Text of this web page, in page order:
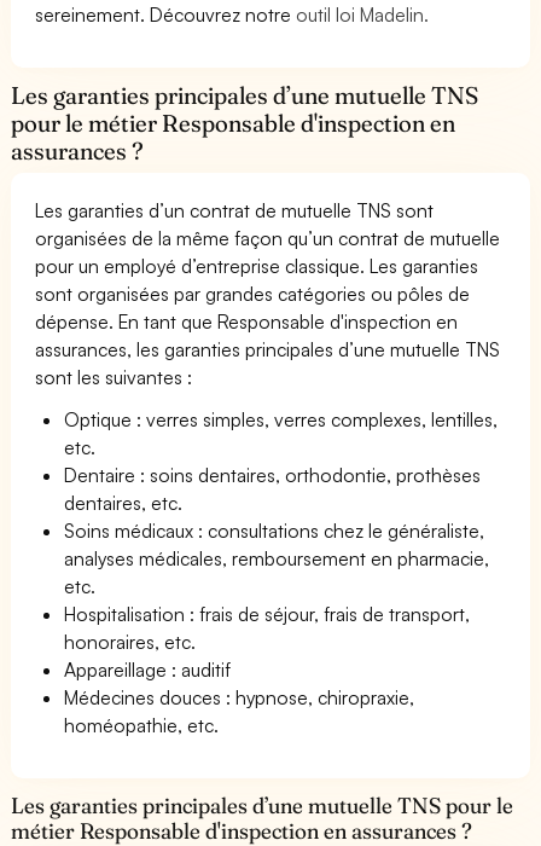
sereinement. Découvrez notre outil loi Madelin.
Les garanties principales d’une mutuelle TNS
pour le métier Responsable d'inspection en
assurances ?
Les garanties d’un contrat de mutuelle TNS sont
organisées de la même façon qu’un contrat de mutuelle
pour un employé d’entreprise classique. Les garanties
sont organisées par grandes catégories ou pôles de
dépense. En tant que Responsable d'inspection en
assurances, les garanties principales d’une mutuelle TNS
sont les suivantes :
Optique : verres simples, verres complexes, lentilles,
etc.
Dentaire : soins dentaires, orthodontie, prothèses
dentaires, etc.
Soins médicaux : consultations chez le généraliste,
analyses médicales, remboursement en pharmacie,
etc.
Hospitalisation : frais de séjour, frais de transport,
honoraires, etc.
Appareillage : auditif
Médecines douces : hypnose, chiropraxie,
homéopathie, etc.
Les garanties principales d’une mutuelle TNS pour le
métier Responsable d'inspection en assurances ?